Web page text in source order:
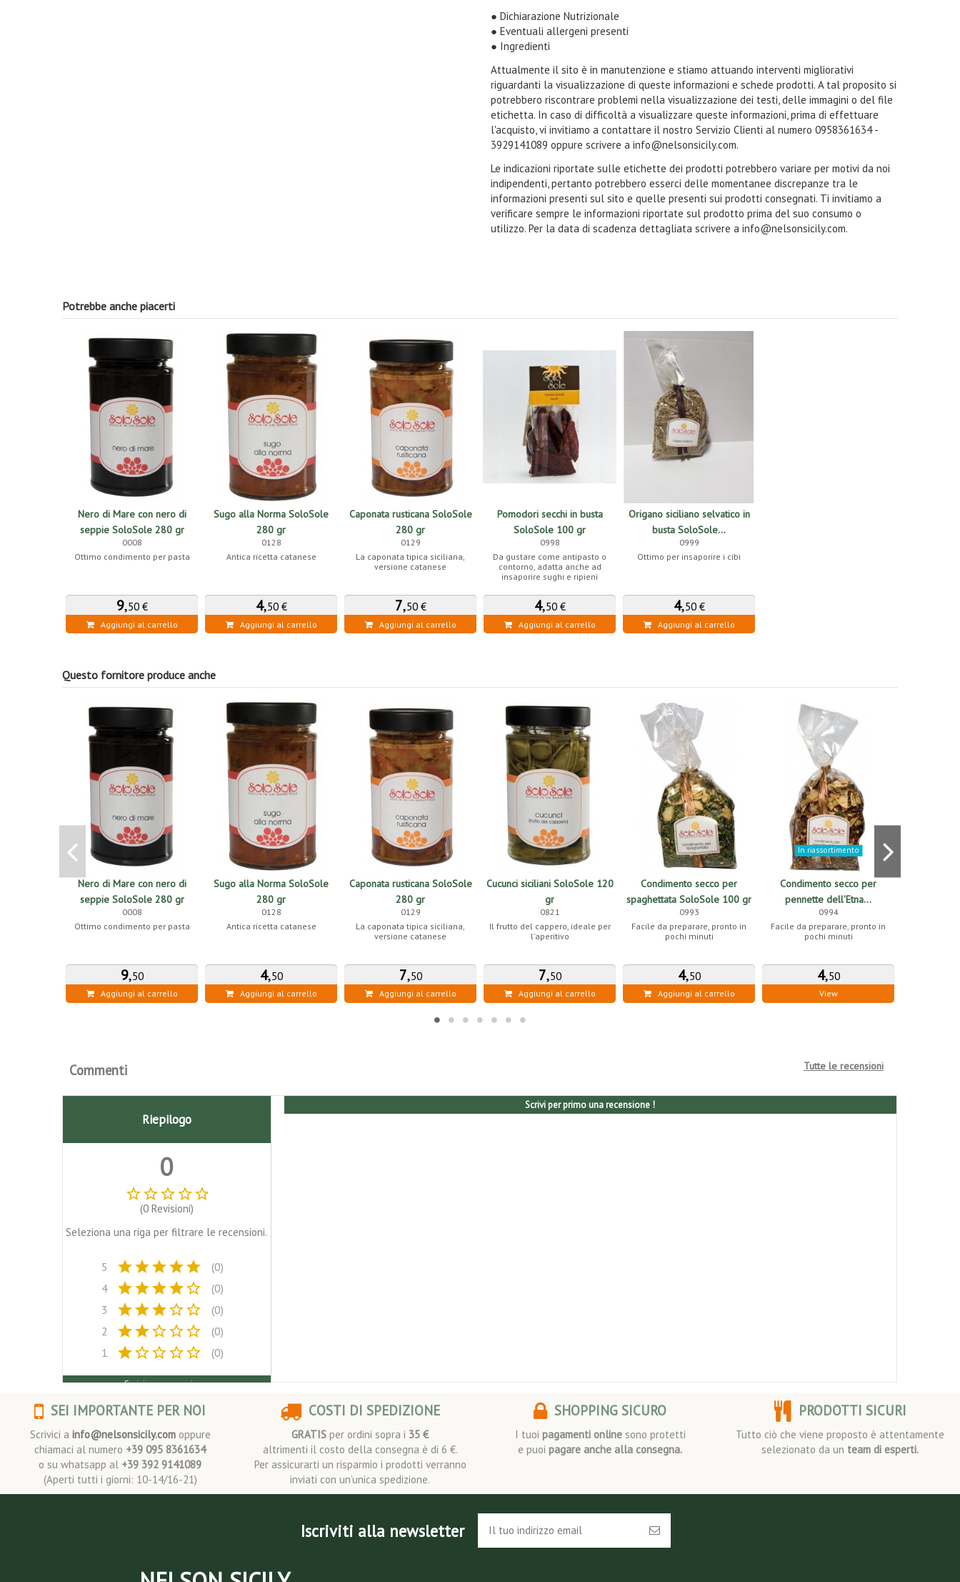
● Dichiarazione Nutrizionale
● Eventuali allergeni presenti
● Ingredienti
Attualmente il sito è in manutenzione e stiamo attuando interventi migliorativi
riguardanti la visualizzazione di queste informazioni e schede prodotti. A tal proposito si
potrebbero riscontrare problemi nella visualizzazione dei testi, delle immagini o del file
etichetta. In caso di difficoltà a visualizzare queste informazioni, prima di effettuare
l'acquisto, vi invitiamo a contattare il nostro Servizio Clienti al numero 0958361634 -
3929141089 oppure scrivere a info@nelsonsicily.com.
Le indicazioni riportate sulle etichette dei prodotti potrebbero variare per motivi da noi
indipendenti, pertanto potrebbero esserci delle momentanee discrepanze tra le
informazioni presenti sul sito e quelle presenti sui prodotti consegnati. Ti invitiamo a
verificare sempre le informazioni riportate sul prodotto prima del suo consumo o
utilizzo. Per la data di scadenza dettagliata scrivere a info@nelsonsicily.com.
Potrebbe anche piacerti
Nero di Mare con nero di
seppie SoloSole 280 gr
0008
Ottimo condimento per pasta
9,50 €
Aggiungi al carrello
Sugo alla Norma SoloSole
280 gr
0128
Antica ricetta catanese
4,50 €
Aggiungi al carrello
Caponata rusticana SoloSole
280 gr
0129
La caponata tipica siciliana,
versione catanese
7,50 €
Aggiungi al carrello
Pomodori secchi in busta
SoloSole 100 gr
0998
Da gustare come antipasto o
contorno, adatta anche ad
insaporire sughi e ripieni
4,50 €
Aggiungi al carrello
Origano siciliano selvatico in
busta SoloSole...
0999
Ottimo per insaporire i cibi
4,50 €
Aggiungi al carrello
Questo fornitore produce anche
Nero di Mare con nero di
seppie SoloSole 280 gr
0008
Ottimo condimento per pasta
9,50
Aggiungi al carrello
Sugo alla Norma SoloSole
280 gr
0128
Antica ricetta catanese
4,50
Aggiungi al carrello
Caponata rusticana SoloSole
280 gr
0129
La caponata tipica siciliana,
versione catanese
7,50
Aggiungi al carrello
Cucunci siciliani SoloSole 120
gr
0821
Il frutto del cappero, ideale per
l'aperitivo
7,50
Aggiungi al carrello
Condimento secco per
spaghettata SoloSole 100 gr
0993
Facile da preparare, pronto in
pochi minuti
4,50
Aggiungi al carrello
In riassortimento
Condimento secco per
pennette dell'Etna...
0994
Facile da preparare, pronto in
pochi minuti
4,50
View
Commenti
Riepilogo
0
star_borderstar_borderstar_borderstar_borderstar_border
(0 Revisioni)
Seleziona una riga per filtrare le recensioni.
5 starstarstarstarstar
(0)
4
starstarstarstarstar_border
(0)
3
starstarstarstar_borderstar_border
(0)
2
starstarstar_borderstar_borderstar_border
(0)
1
starstar_borderstar_borderstar_borderstar_border (0)
Scrivi una recensione
Tutte le recensioni
Scrivi per primo una recensione !
SEI IMPORTANTE PER NOI
Scrivici a info@nelsonsicily.comoppure
chiamaci al numero +39 095 8361634
o su whatsapp al +39 392 9141089
(Aperti tutti i giorni: 10-14/16-21)
COSTI DI SPEDIZIONE
GRATIS per ordini sopra i 35 €
altrimenti il costo della consegna è di 6 €.
Per assicurarti un risparmio i prodotti verranno
inviati con un’unica spedizione.
SHOPPING SICURO
I tuoi pagamenti onlinesono protetti
e puoi pagare anche alla consegna.
PRODOTTI SICURI
Tutto ciò che viene proposto è attentamente
selezionato da un team di esperti.
Iscriviti alla newsletter